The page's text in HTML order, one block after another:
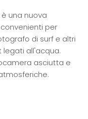
una nuova
per
di surf e altri
all'acqua.
asciutta e